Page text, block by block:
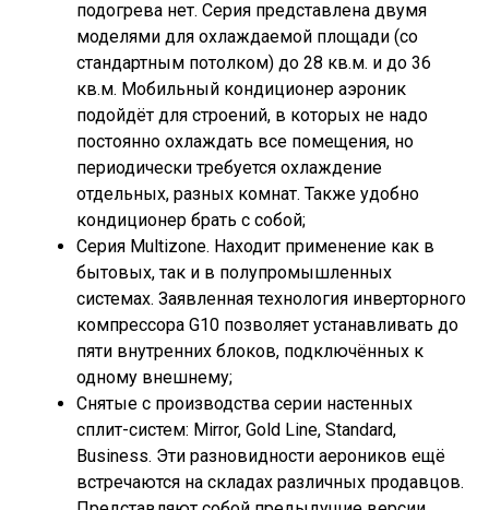
подогрева нет. Серия представлена двумя
моделями для охлаждаемой площади (со
стандартным потолком) до 28 кв.м. и до 36
кв.м. Мобильный кондиционер аэроник
подойдёт для строений, в которых не надо
постоянно охлаждать все помещения, но
периодически требуется охлаждение
отдельных, разных комнат. Также удобно
кондиционер брать с собой;
Серия Multizone. Находит применение как в
бытовых, так и в полупромышленных
системах. Заявленная технология инверторного
компрессора G10 позволяет устанавливать до
пяти внутренних блоков, подключённых к
одному внешнему;
Снятые с производства серии настенных
сплит-систем: Mirror, Gold Line, Standard,
Business. Эти разновидности аероников ещё
встречаются на складах различных продавцов.